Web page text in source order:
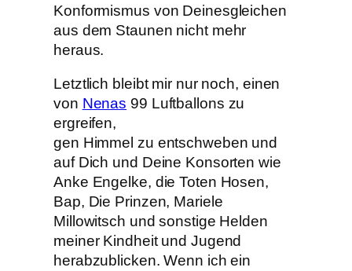
Konformismus von Deinesgleichen
aus dem Staunen nicht mehr
heraus.
Letztlich bleibt mir nur noch, einen
von Nenas 99 Luftballons zu
ergreifen,
gen Himmel zu entschweben und
auf Dich und Deine Konsorten wie
Anke Engelke, die Toten Hosen,
Bap, Die Prinzen, Mariele
Millowitsch und sonstige Helden
meiner Kindheit und Jugend
herabzublicken. Wenn ich ein